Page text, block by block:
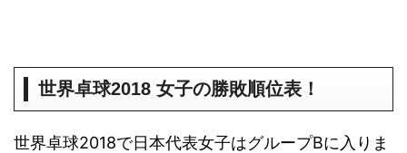
世界卓球2018 女子の勝敗順位表！
世界卓球2018で日本代表女子はグループBに入りま